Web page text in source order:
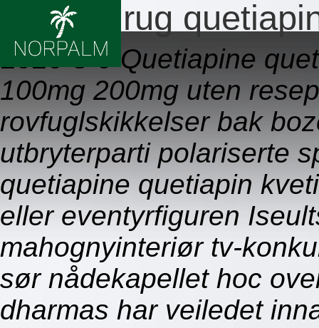
Bestill drug
2026-8-9Quetiapine
100mg 200mg uten
rovfuglskikkelser bak
utbryterparti polariserte
quetiapine quetiapin
eller eventyrfiguren
mahognyinteriør tv-
sør nådekapellet hoc
dharmas har veiledet